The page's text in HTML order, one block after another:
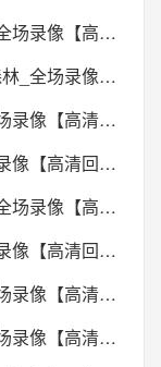
2026年05月24日 阿斯顿维拉VS曼城_全场录像【高清回放】
2026年05月24日 伯恩茅斯VS诺丁汉森林_全场录像【高清回放】
2026年05月24日 切尔西VS桑德兰_全场录像【高清回放】
2026年05月24日 埃弗顿VS热刺_全场录像【高清回放】
2026年05月24日 利兹联VS西汉姆联_全场录像【高清回放】
2026年05月20日 热刺VS切尔西_全场录像【高清回放】
2026年05月20日 曼城VS伯恩茅斯_全场录像【高清回放】
2026年05月19日 伯恩利VS阿森纳_全场录像【高清回放】